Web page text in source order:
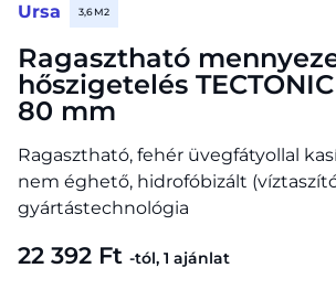
Ursa 3,6 M2
Ragasztható
hőszigetelés
80 mm
Ragasztható, fehér üvegfátyollal
nem éghető, hidrofóbizált
gyártástechnológia
22 392 Ft -tól, 1 ajánlat